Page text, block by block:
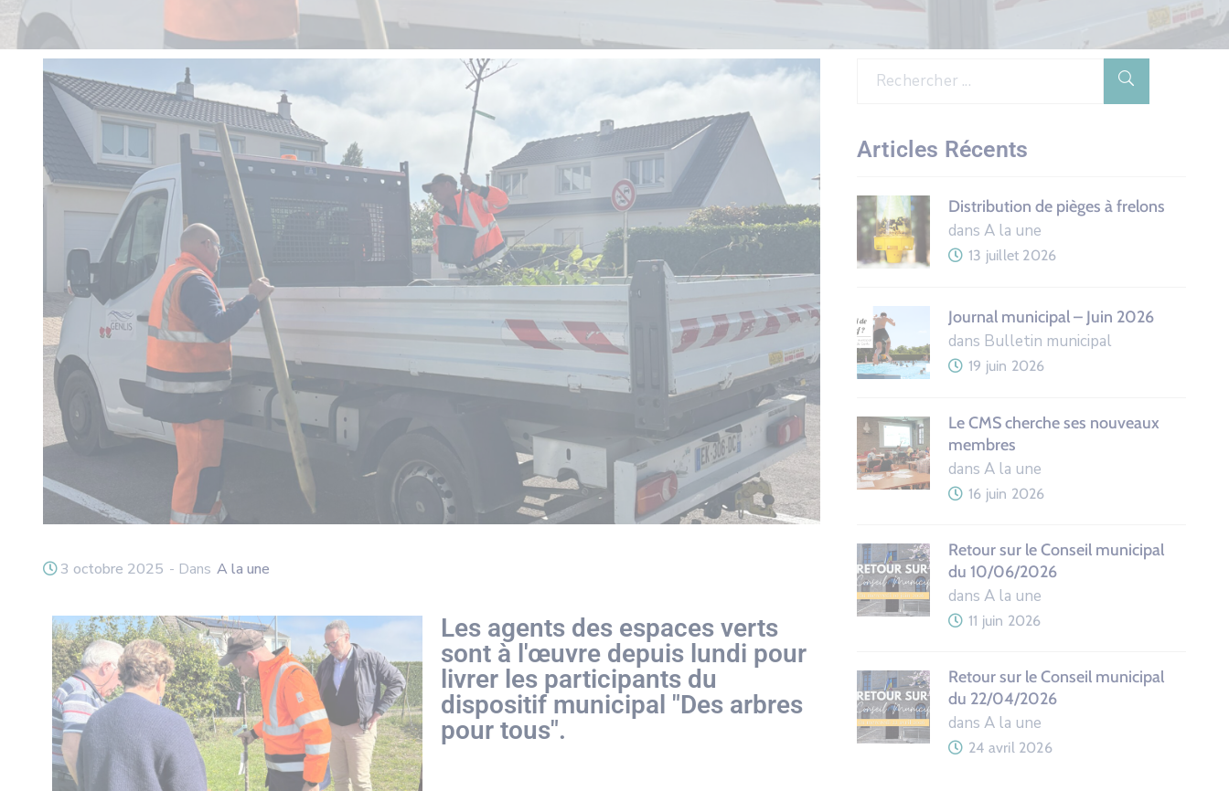
3 octobre 2025 - Dans A la une
Les agents des espaces verts
sont à l'œuvre depuis lundi pour
livrer les participants du
dispositif municipal "Des arbres
pour tous".
Articles Récents
Distribution de pièges à frelons
dans A la une
13 juillet 2026
Journal municipal – Juin 2026
dans Bulletin municipal
19 juin 2026
Le CMS cherche ses nouveaux
membres
dans A la une
16 juin 2026
Retour sur le Conseil municipal
du 10/06/2026
dans A la une
11 juin 2026
Retour sur le Conseil municipal
du 22/04/2026
dans A la une
24 avril 2026